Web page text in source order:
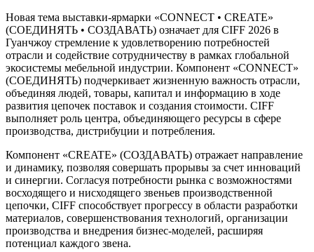
Новая тема выставки-ярмарки «CONNECT • CREATE»
(СОЕДИНЯТЬ • СОЗДАВАТЬ) означает для CIFF 2026 в
Гуанчжоу стремление к удовлетворению потребностей
отрасли и содействие сотрудничеству в рамках глобальной
экосистемы мебельной индустрии. Компонент «CONNECT»
(СОЕДИНЯТЬ) подчеркивает жизненную важность отрасли,
объединяя людей, товары, капитал и информацию в ходе
развития цепочек поставок и создания стоимости. CIFF
выполняет роль центра, объединяющего ресурсы в сфере
производства, дистрибуции и потребления.
Компонент «CREATE» (СОЗДАВАТЬ) отражает направление
и динамику, позволяя совершать прорывы за счет инноваций
и синергии. Согласуя потребности рынка с возможностями
восходящего и нисходящего звеньев производственной
цепочки, CIFF способствует прогрессу в области разработки
материалов, совершенствования технологий, организации
производства и внедрения бизнес-моделей, расширяя
потенциал каждого звена.